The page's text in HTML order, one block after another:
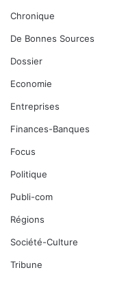
Chronique
De Bonnes Sources
Dossier
Economie
Entreprises
Finances-Banques
Focus
Politique
Publi-com
Régions
Société-Culture
Tribune